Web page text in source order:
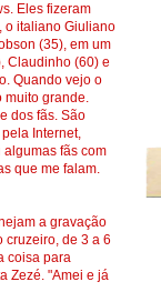
Eles fizeram
o italiano Giuliano
(35), em um
Claudinho (60) e
Quando vejo o
muito grande.
dos fãs. São
Internet,
algumas fãs com
que me falam.
a gravação
cruzeiro, de 3 a 6
coisa para
Zezé. "Amei e já